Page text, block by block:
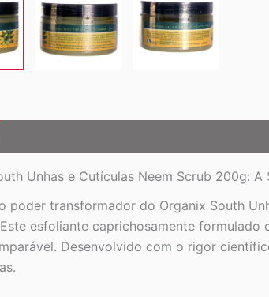
Unhas e Cutículas Neem Scrub 200g:
poder transformador do Organix South
esfoliante caprichosamente
Desenvolvido com o rigor